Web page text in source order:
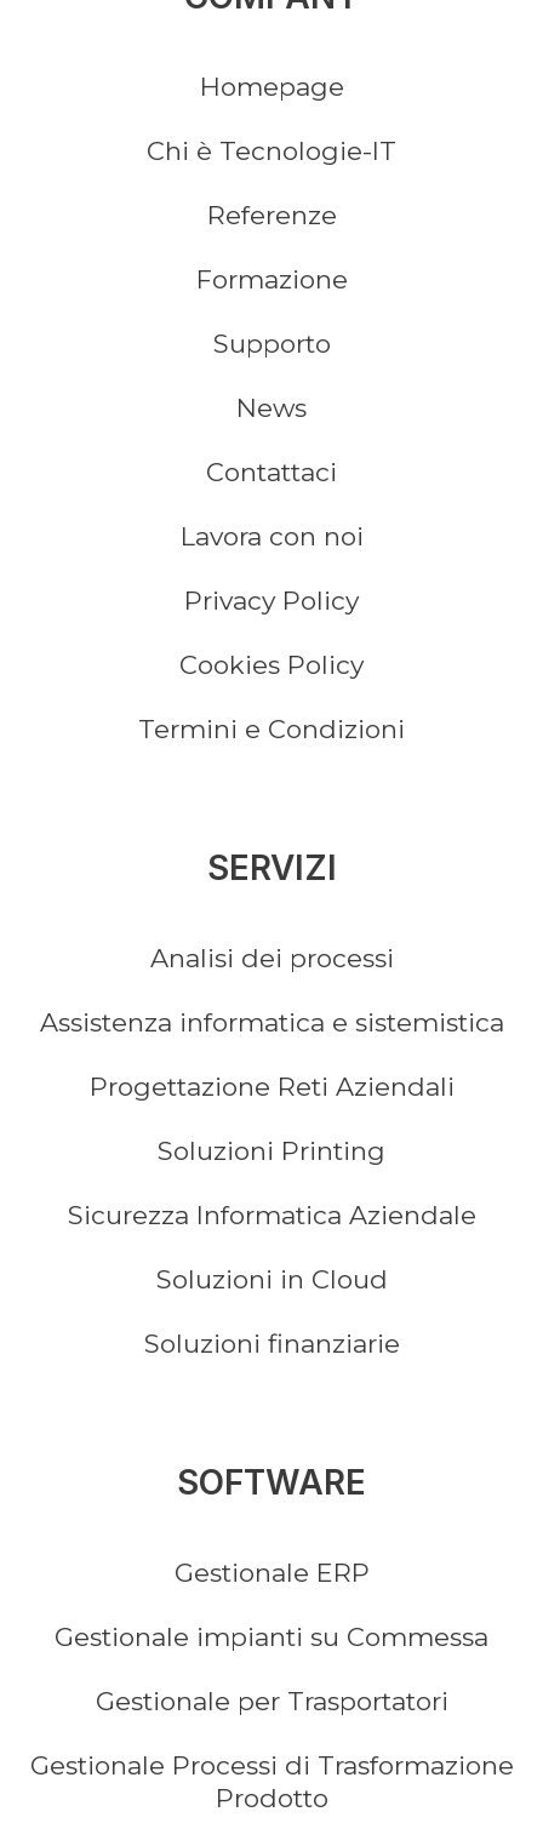
Homepage
Chi è Tecnologie-IT
Referenze
Formazione
Supporto
News
Contattaci
Lavora con noi
Privacy Policy
Cookies Policy
Termini e Condizioni
SERVIZI
Analisi dei processi
Assistenza informatica e sistemistica
Progettazione Reti Aziendali
Soluzioni Printing
Sicurezza Informatica Aziendale
Soluzioni in Cloud
Soluzioni finanziarie
SOFTWARE
Gestionale ERP
Gestionale impianti su Commessa
Gestionale per Trasportatori
Gestionale Processi di Trasformazione
Prodotto